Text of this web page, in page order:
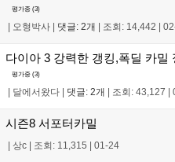
평가중 (3)
| 오형박사 | 댓글: 2개 | 조회: 14,442 |
다이아 3 강력한 갱킹,폭딜 카밀
평가중 (3)
달에서왔다 댓글: 2개 조회: 43,127
시즌8 서포터카밀
상c 조회: 11,315 01-24